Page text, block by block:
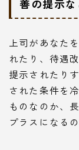
善の提示な
上司があなた
れたり、待遇
提示されたり
された条件を
ものなのか、
プラスになる